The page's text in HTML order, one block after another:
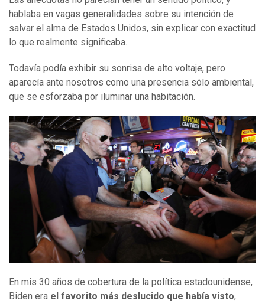
hablaba en vagas generalidades sobre su intención de
salvar el alma de Estados Unidos, sin explicar con exactitud
lo que realmente significaba.
Todavía podía exhibir su sonrisa de alto voltaje, pero
aparecía ante nosotros como una presencia sólo ambiental,
que se esforzaba por iluminar una habitación.
En mis 30 años de cobertura de la política estadounidense,
Biden era el favorito más deslucido que había visto,